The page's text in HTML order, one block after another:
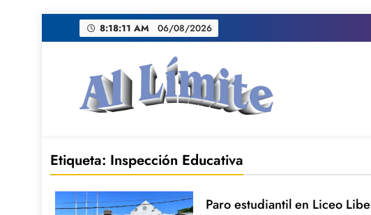
al
8:18:12 AM 06/08/2026
Etiqueta: Inspección Educativa
Paro estudiantil en Liceo